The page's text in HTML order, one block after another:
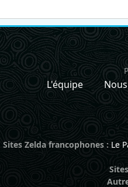
L'équipe
Sites Zelda francophones : Le